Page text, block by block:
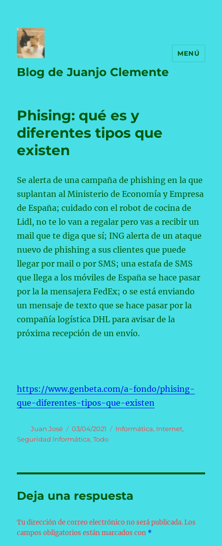
Blog de Juanjo Clemente
MENÚ
Phising: qué es y
diferentes tipos que
existen
Se alerta de una campaña de phishing en la que
suplantan al Ministerio de Economía y Empresa
de España; cuidado con el robot de cocina de
Lidl, no te lo van a regalar pero vas a recibir un
mail que te diga que sí; ING alerta de un ataque
nuevo de phishing a sus clientes que puede
llegar por mail o por SMS; una estafa de SMS
que llega a los móviles de España se hace pasar
por la la mensajera FedEx; o se está enviando
un mensaje de texto que se hace pasar por la
compañía logística DHL para avisar de la
próxima recepción de un envío.
https://www.genbeta.com/a-fondo/phising-
que-diferentes-tipos-que-existen
Autor
Juan José
Publicado
el
03/04/2021 Categorías
Informática, Internet,
Seguridad Informática,Todo
Deja una respuesta
Tu dirección de correo electrónico no será publicada. Los
campos obligatorios están marcados con *